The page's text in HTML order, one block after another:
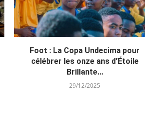
Foot : La Copa Undecima pour
célébrer les onze ans d’Étoile
Brillante...
29/12/2025